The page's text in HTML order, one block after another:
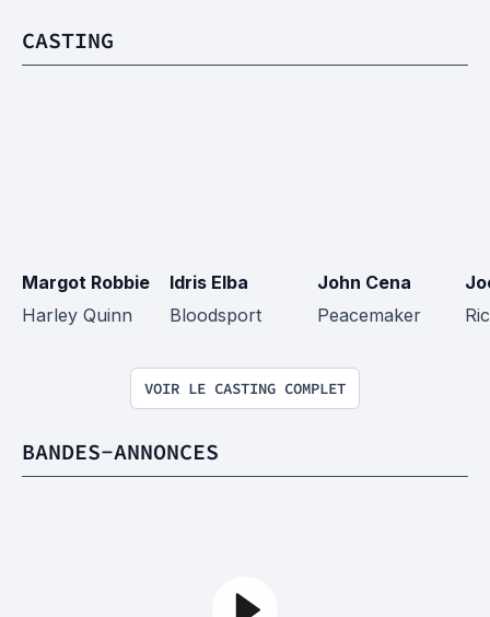
CASTING
Margot Robbie
Harley Quinn
Idris Elba
Bloodsport
John Cena
Peacemaker
VOIR LE CASTING COMPLET
BANDES-ANNONCES